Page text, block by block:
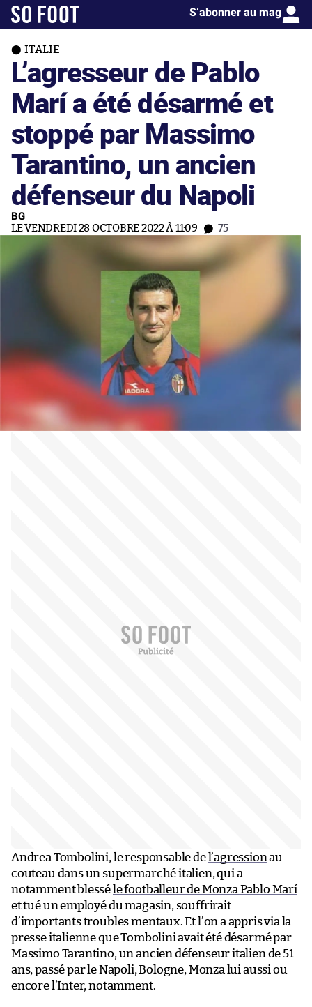
S’abonner au mag
ITALIE
L’agresseur de Pablo
Marí a été désarmé et
stoppé par Massimo
Tarantino, un ancien
défenseur du Napoli
BG
LE VENDREDI 28 OCTOBRE 2022 À 11:09 75
Andrea Tombolini, le responsable de l’agressionau
couteau dans un supermarché italien, qui a
notamment blessé le footballeur de Monza Pablo Marí
et tué un employé du magasin, souffrirait
d’importants troubles mentaux. Et l’on a appris via la
presse italienne que Tombolini avait été désarmé par
Massimo Tarantino, un ancien défenseur italien de 51
ans, passé par le Napoli, Bologne, Monza lui aussi ou
encore l’Inter, notamment.